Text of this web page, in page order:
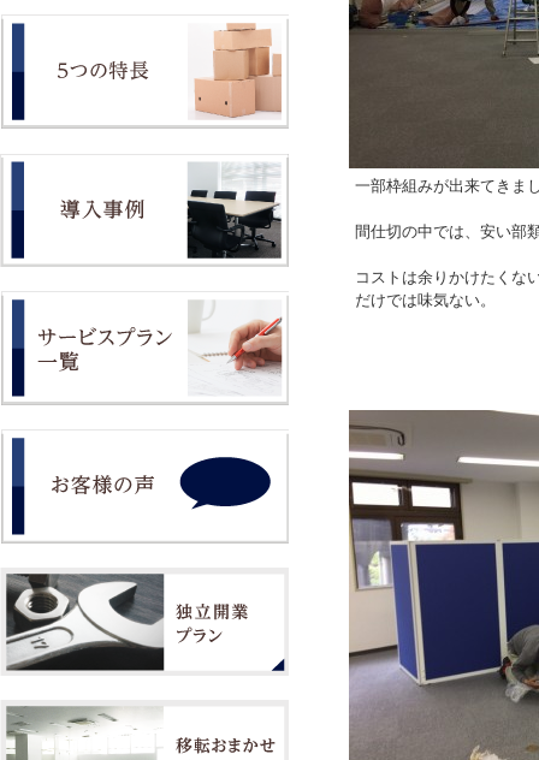
一部枠組みが出来てきま
間仕切の中では、安い部
コストは余りかけたくな
だけでは味気ない。